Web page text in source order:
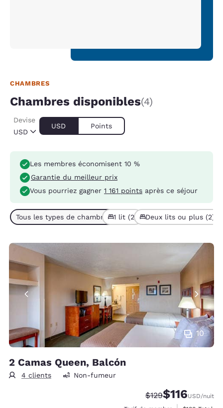
CHAMBRES
Chambres disponibles(4)
USD
Devise
USD Points
Les membres économisent 10 %
Garantie du meilleur prix
Vous pourriez gagner 1 161 points après ce séjour
Tous les types de chambres (4)1 lit (2) Deux lits ou plus (2)
10
2 Camas Queen, Balcón
4 clients Non-fumeur
Tarif barré :
$129Tarif réduit :
$116USD/nuit